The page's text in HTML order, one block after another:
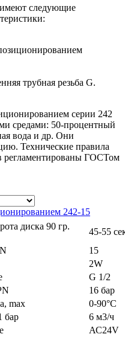
следующие
трубная резьба G.
серии 242
средами: 50-процентный
вода и др. Они
Технические правила
регламентированы ГОСТом
242-15
диска 90 гр.
45-55
15
2W
G 1/2
16 бар
max
0-90°С
бар
6 м3/ч
АС24V